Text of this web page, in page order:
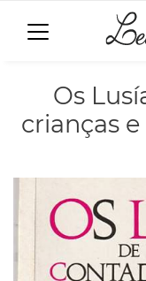
Os
crianças